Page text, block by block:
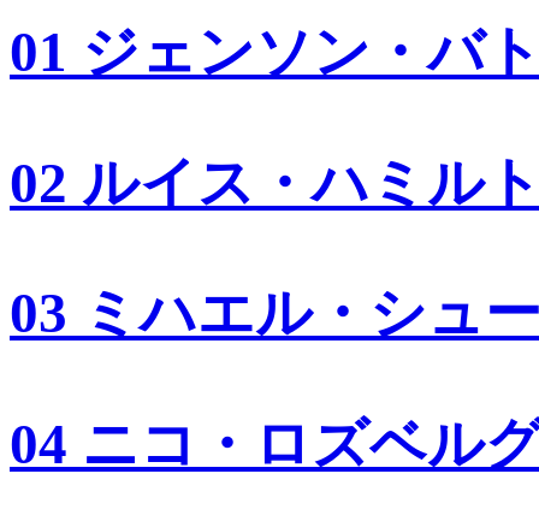
01 ジェンソン・バ
02 ルイス・ハミル
03 ミハエル・シュ
04 ニコ・ロズベル